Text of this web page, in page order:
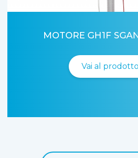
MOTORE GH1F
Vai al prodotto